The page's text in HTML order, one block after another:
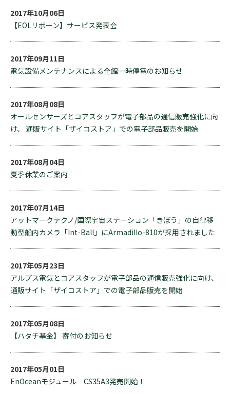
2017年10月06日
【EOLリボーン】サービス発表会
2017年09月11日
電気設備メンテナンスによる全館一時停電のお知らせ
2017年08月08日
オールセンサーズとコアスタッフが電子部品の通信販売強化に向
け、 通販サイト「ザイコストア」での電子部品販売を開始
2017年08月04日
夏季休業のご案内
2017年07月14日
アットマークテクノ/国際宇宙ステーション「きぼう」の自律移
動型船内カメラ「Int-Ball」にArmadillo-810が採用されました
2017年05月23日
アルプス電気とコアスタッフが電子部品の通信販売強化に向け、
通販サイト「ザイコストア」での電子部品販売を開始
2017年05月08日
【ハタチ基金】 寄付のお知らせ
2017年05月01日
EnOceanモジュール CS35A3発売開始！